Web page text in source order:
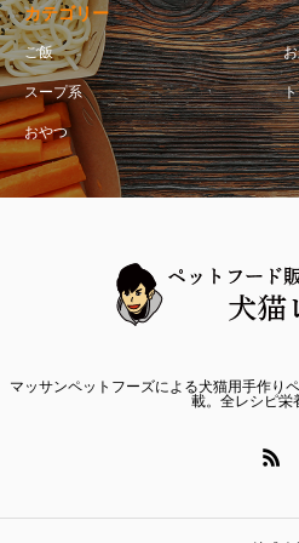
カテゴリー
ご飯
スープ系
おやつ
マッサンペットフーズによる犬猫用手作り
載。全レシピ栄